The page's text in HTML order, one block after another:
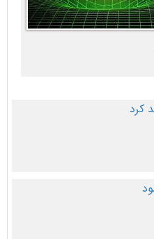
کرد